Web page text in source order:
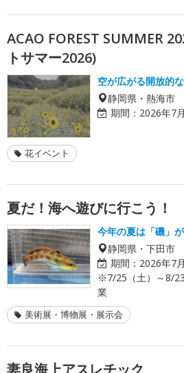
ACAO FOREST SUMMER
トサマー2026)
空が広がる開放的
静岡県・熱海市
期間： 2026年7
花イベント
夏だ！海へ遊びに行こう！
今年の夏は「磯」
静岡県・下田市
期間： 2026年7
※7/25（土）～8/
業
美術展・博物展・展示会
妻良海上アスレチック